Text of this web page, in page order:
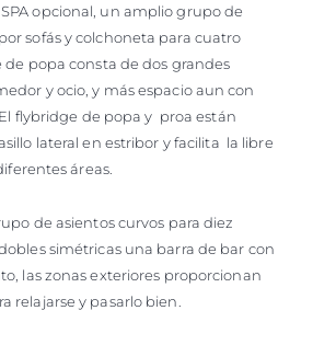
opcional, un amplio grupo de
sofás y colchoneta para cuatro
de popa consta de dos grandes
y ocio, y más espacio aun con
flybridge de popa y proa están
lateral en estribor y facilita la libre
áreas.
de asientos curvos para diez
simétricas una barra de bar con
las zonas exteriores proporcionan
relajarse y pasarlo bien.